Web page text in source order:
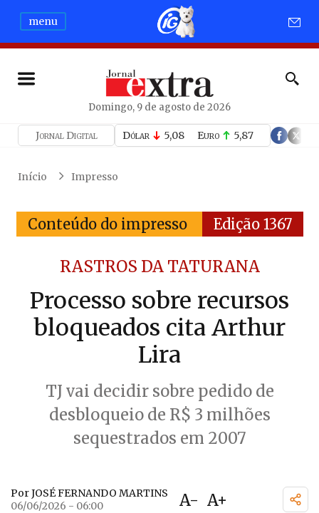
menu
Domingo, 9 de agosto de 2026
Jornal Digital Dólar 5,08 Euro 5,87
Início Impresso
Conteúdo do impresso Edição 1367
RASTROS DA TATURANA
Processo sobre recursos
bloqueados cita Arthur
Lira
TJ vai decidir sobre pedido de
desbloqueio de R$ 3 milhões
sequestrados em 2007
Por JOSÉ FERNANDO MARTINS
06/06/2026 - 06:00
A- A+